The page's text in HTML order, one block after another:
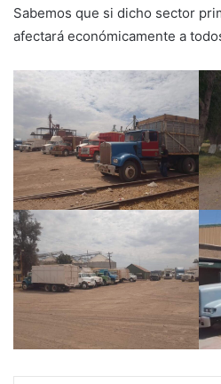
Sabemos que si dicho sector
afectará económicamente a